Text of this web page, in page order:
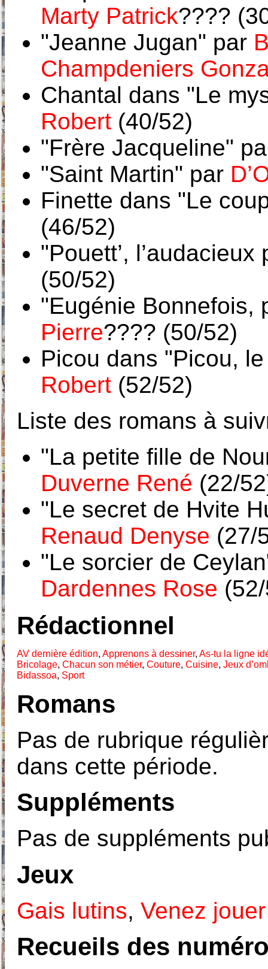
Marty Patrick????
"Jeanne Jugan" par
Champdeniers
Chantal dans "Le
Robert (40/52)
"Frère Jacqueline"
"Saint Martin" par
Finette dans "Le
(46/52)
"Pouett’,
(50/52)
"Eugénie Bonnefois,
Pierre???? (50/52)
Picou dans "Picou,
Robert (52/52)
Liste des romans à
"La petite fille de
Duverne René (22/
"Le secret de Hvite
Renaud Denyse (27/
"Le sorcier de
Dardennes Rose
Rédactionnel
AV dernière édition, Apprenons à dessiner, As-tu la ligne
Bricolage, Chacun son métier, Couture, Cuisine, Jeux
Bidassoa, Sport
Romans
Pas de rubrique
dans cette période.
Suppléments
Pas de suppléments
Jeux
Gais lutins, Venez jouer
Recueils des